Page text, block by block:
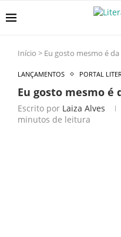
Início > Eu gosto mesmo é
LANÇAMENTOS PORTAL
Eu gosto mesmo
Escrito por Laiza Alves
minutos de leitura